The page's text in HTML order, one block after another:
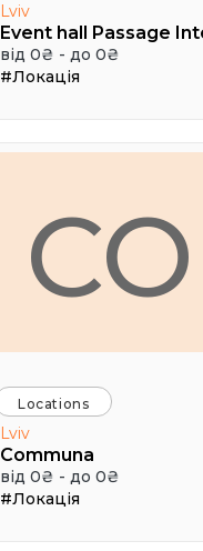
Lviv
від 0₴ - до 0₴
#Локація
CO
Locations
Lviv
Communa
від 0₴ - до 0₴
#Локація